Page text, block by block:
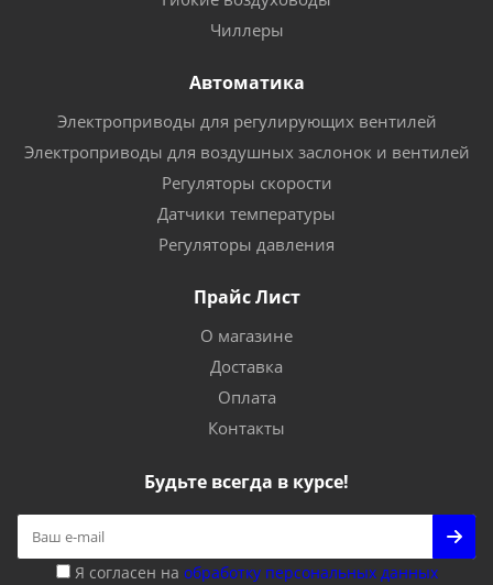
Чиллеры
Автоматика
Электроприводы для регулирующих вентилей
Электроприводы для воздушных заслонок и вентилей
Регуляторы скорости
Датчики температуры
Регуляторы давления
Прайс Лист
О магазине
Доставка
Оплата
Контакты
Будьте всегда в курсе!
Я согласен на обработку персональных данных